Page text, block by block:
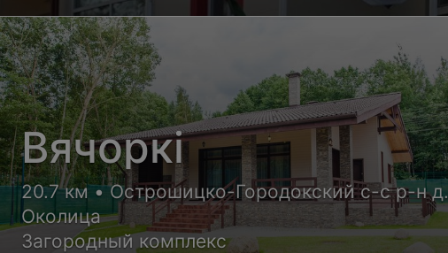
Вячоркi
20.7 км • Острошицко-Городокский с-с р-н д.
Околица
Загородный комплекс